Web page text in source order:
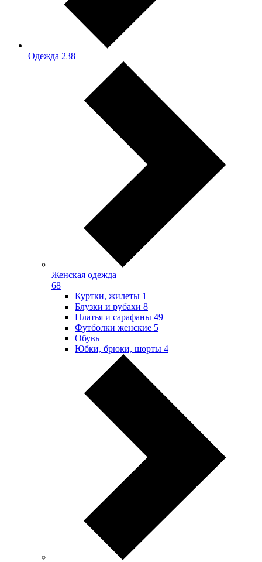
Одежда 238
Женская одежда
68
Куртки, жилеты 1
Блузки и рубахи 8
Платья и сарафаны 49
Футболки женские 5
Обувь
Юбки, брюки, шорты 4